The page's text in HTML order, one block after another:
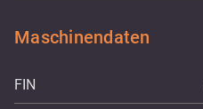
Maschinendaten
FIN